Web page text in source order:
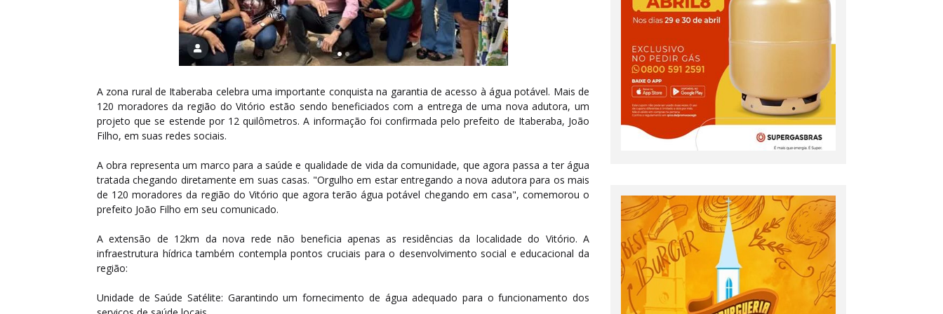
A zona rural de Itaberaba celebra uma importante conquista na garantia de acesso à água potável. Mais de
120 moradores da região do Vitório estão sendo beneficiados com a entrega de uma nova adutora, um
projeto que se estende por 12 quilômetros. A informação foi confirmada pelo prefeito de Itaberaba, João
Filho, em suas redes sociais.
A obra representa um marco para a saúde e qualidade de vida da comunidade, que agora passa a ter água
tratada chegando diretamente em suas casas. "Orgulho em estar entregando a nova adutora para os mais
de 120 moradores da região do Vitório que agora terão água potável chegando em casa", comemorou o
prefeito João Filho em seu comunicado.
A extensão de 12km da nova rede não beneficia apenas as residências da localidade do Vitório. A
infraestrutura hídrica também contempla pontos cruciais para o desenvolvimento social e educacional da
região:
Unidade de Saúde Satélite: Garantindo um fornecimento de água adequado para o funcionamento dos